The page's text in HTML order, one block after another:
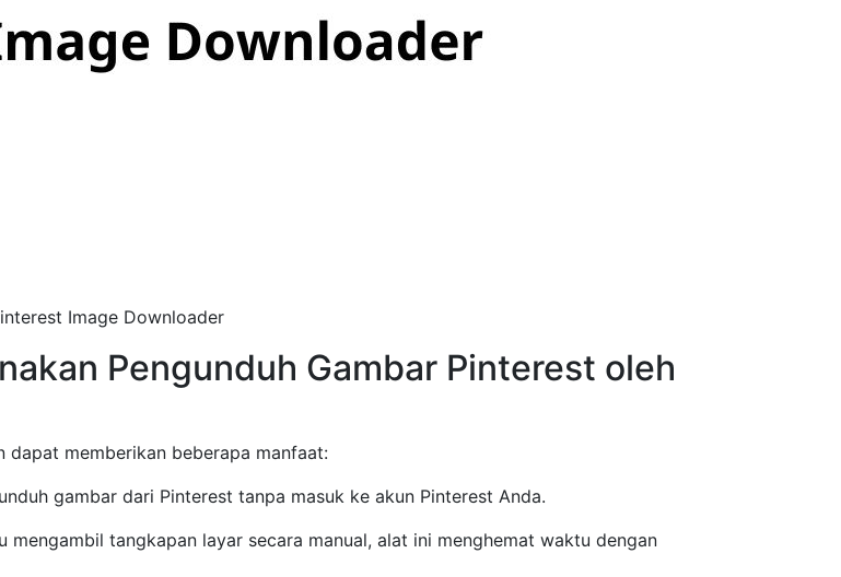
Image Downloader
Pengunduh Gambar Pinterest oleh
dapat memberikan beberapa manfaat:
gambar dari Pinterest tanpa masuk ke akun Pinterest Anda.
mengambil tangkapan layar secara manual, alat ini menghemat waktu dengan